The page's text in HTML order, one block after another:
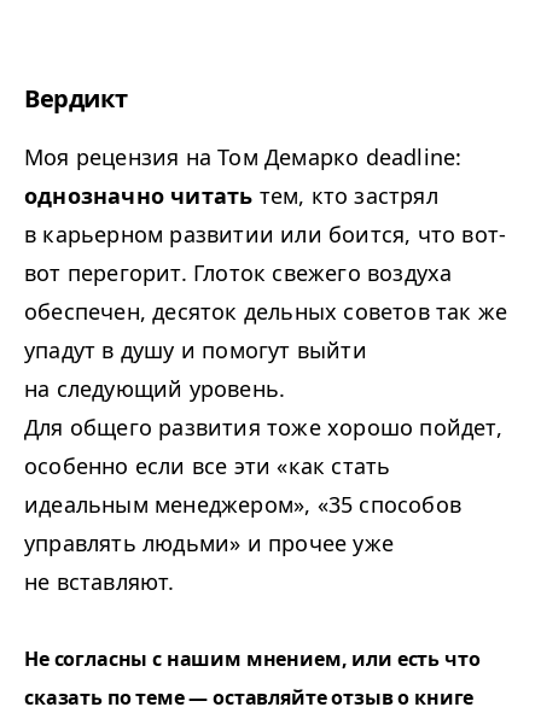
Вердикт
Моя рецензия на Том Демарко deadline:
однозначно читать тем, кто застрял
в карьерном развитии или боится, что вот-
вот перегорит. Глоток свежего воздуха
обеспечен, десяток дельных советов так же
упадут в душу и помогут выйти
на следующий уровень.
Для общего развития тоже хорошо пойдет,
особенно если все эти «как стать
идеальным менеджером», «35 способов
управлять людьми» и прочее уже
не вставляют.
Не согласны с нашим мнением, или есть что
сказать по теме — оставляйте отзыв о книге